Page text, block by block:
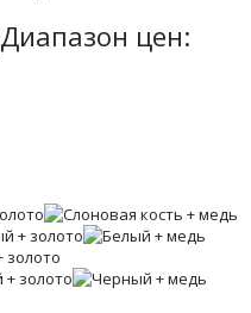
Диапазон цен: